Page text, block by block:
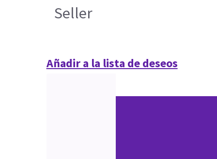
Seller
Añadir a la lista de deseos